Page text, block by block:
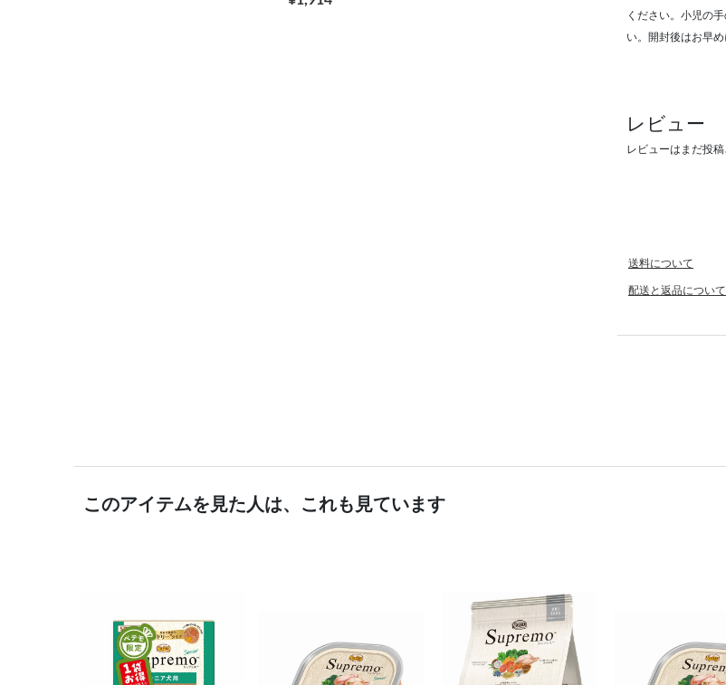
ください。小児の
い。開封後はお早
レビュー
レビューはまだ投
送料について
配送と返品について
このアイテムを見た人は、これも見ています